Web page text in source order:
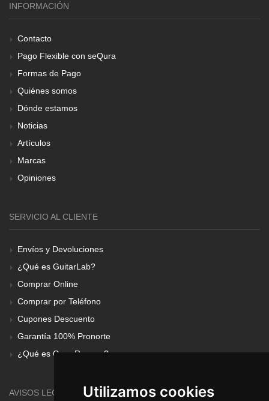
Utilizamos cookies
INFORMACIÓN
Contacto
Pago Flexible con seQura
Formas de Pago
Quiénes somos
Dónde estamos
Noticias
Artículos
Marcas
Opiniones
SERVICIO AL CLIENTE
Envíos y Devoluciones
¿Qué es GuitarLab?
Comprar Online
Comprar por Teléfono
Cupones Descuento
Garantía 100% Pronorte
¿Qué es Gear Renove?
AVISOS LEGALES